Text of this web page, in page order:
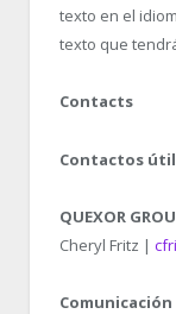
texto en el
texto que
Contacts
Contactos
QUEXOR
Cheryl Fritz |